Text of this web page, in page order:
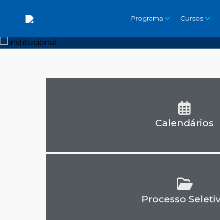
Programa Cursos
Calendários
Processo